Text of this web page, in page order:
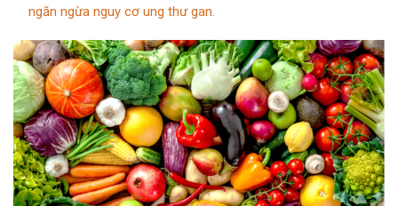
ngăn ngừa nguy cơ ung thư gan.